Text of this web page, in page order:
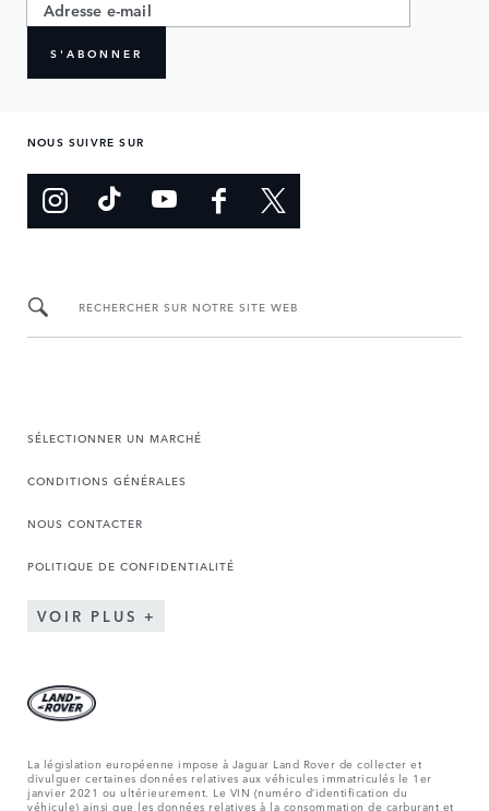
S'ABONNER
NOUS SUIVRE SUR
RECHERCHER SUR NOTRE SITE WEB
SÉLECTIONNER UN MARCHÉ
CONDITIONS GÉNÉRALES
NOUS CONTACTER
POLITIQUE DE CONFIDENTIALITÉ
VOIR PLUS
La législation européenne impose à Jaguar Land Rover de collecter et
divulguer certaines données relatives aux véhicules immatriculés le 1er
janvier 2021 ou ultérieurement. Le VIN (numéro d’identification du
véhicule) ainsi que les données relatives à la consommation de carburant et